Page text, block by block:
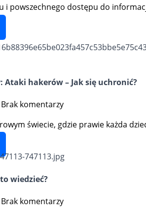
i powszechnego dostępu do
Ataki hakerów – Jak się uchronić?
Brak komentarzy
świecie, gdzie prawie każda
wiedzieć?
Brak komentarzy